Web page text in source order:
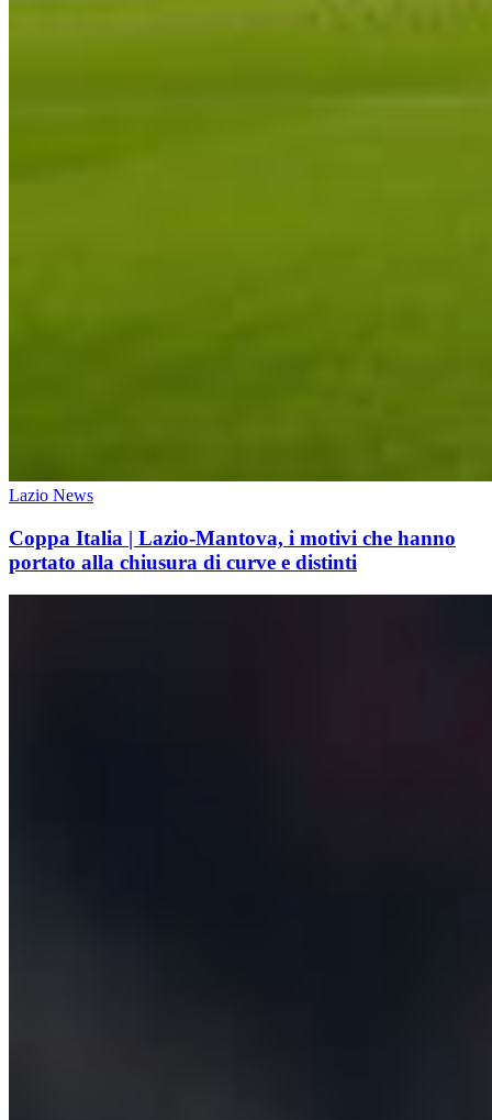
Lazio News
Coppa Italia | Lazio-Mantova, i motivi che hanno
portato alla chiusura di curve e distinti